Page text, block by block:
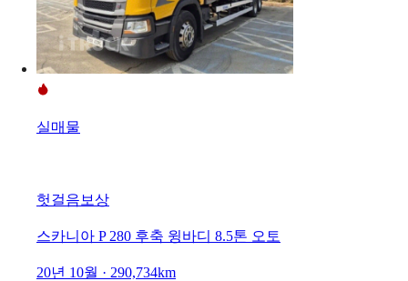
실매물
헛걸음보상
스카니아 P 280 후축 윙바디 8.5톤 오토
20년 10월 · 290,734km